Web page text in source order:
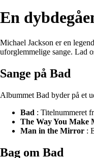
En
Michael Jackson er en
uforglemmelige sange. Lad
Sange på Bad
Albummet Bad byder på et
Bad : Titelnummeret
The Way You Make
Man in the Mirror :
Bag om Bad